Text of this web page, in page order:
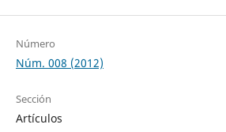
Número
Núm. 008 (2012)
Sección
Artículos